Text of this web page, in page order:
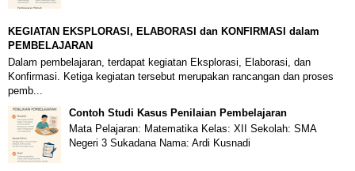
KEGIATAN EKSPLORASI, ELABORASI dan KONFIRMASI dalam
PEMBELAJARAN
Dalam pembelajaran, terdapat kegiatan Eksplorasi, Elaborasi, dan
Konfirmasi. Ketiga kegiatan tersebut merupakan rancangan dan proses
pemb...
Contoh Studi Kasus Penilaian Pembelajaran
Mata Pelajaran: Matematika Kelas: XII Sekolah: SMA
Negeri 3 Sukadana Nama: Ardi Kusnadi